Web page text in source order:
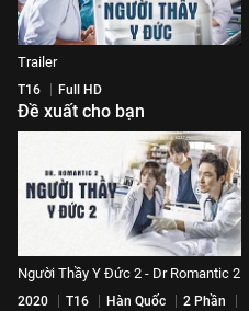
Trailer
T16 Full HD
Đề xuất cho bạn
Người Thầy Y Đức 2 - Dr Romantic 2
2020 T16 Hàn Quốc
2 Phần